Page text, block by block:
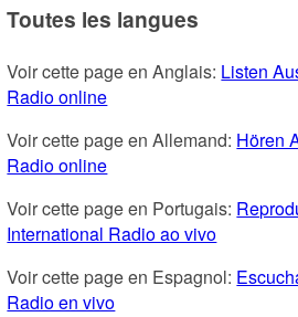
Toutes les langues
Voir cette page en Anglais: Listen
Radio online
Voir cette page en Allemand: Hören
Radio online
Voir cette page en Portugais:
International Radio ao vivo
Voir cette page en Espagnol:
Radio en vivo